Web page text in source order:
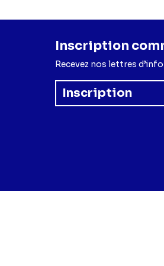
Inscription
Recevez nos lettres
Inscription